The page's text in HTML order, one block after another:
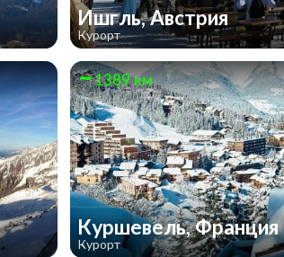
Ишгль, Австрия
Курорт
1389 км
Куршевель, Франция
Курорт